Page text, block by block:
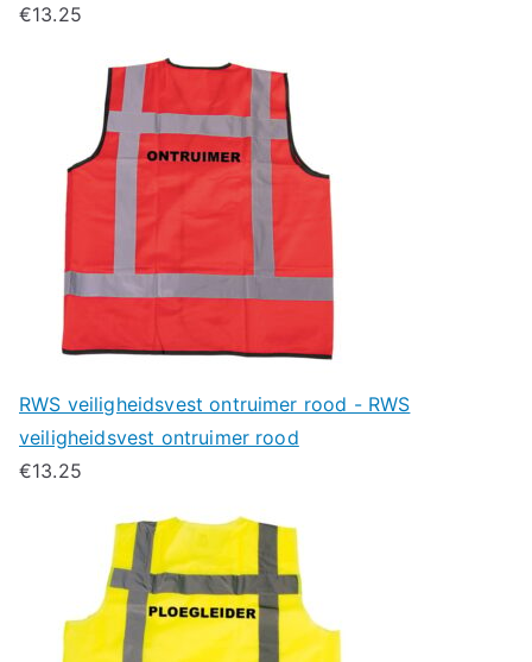
€13.25
RWS veiligheidsvest ontruimer rood - RWS
veiligheidsvest ontruimer rood
€13.25